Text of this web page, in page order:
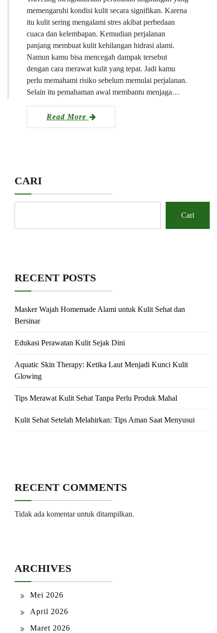
memengaruhi kondisi kulit secara signifikan. Karena
itu kulit sering mengalami stres akibat perbedaan
cuaca dan kelembapan. Kemudian perjalanan
panjang membuat kulit kehilangan hidrasi alami.
Namun kamu bisa mencegah dampak tersebut
dengan cara merawat kulit yang tepat. Jadi kamu
perlu memahami risiko sebelum memulai perjalanan.
Selain itu pemahaman awal membantu menjaga…
Read More
CARI
Cari
RECENT POSTS
Masker Wajah Homemade Alami untuk Kulit Sehat dan
Bersinar
Edukasi Perawatan Kulit Sejak Dini
Aquatic Skin Therapy: Ketika Laut Menjadi Kunci Kulit
Glowing
Tips Merawat Kulit Sehat Tanpa Perlu Produk Mahal
Kulit Sehat Setelah Melahirkan: Tips Aman Saat Menyusui
RECENT COMMENTS
Tidak ada komentar untuk ditampilkan.
ARCHIVES
Mei 2026
April 2026
Maret 2026